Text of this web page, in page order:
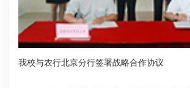
我校与农行北京分行签署战略合作协议